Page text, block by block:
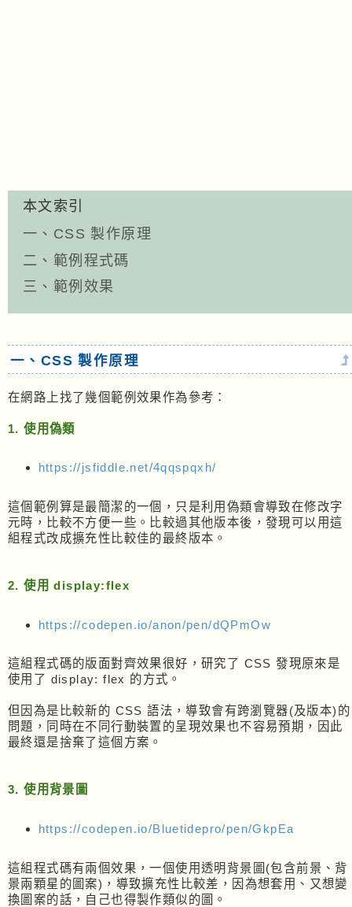
本文索引
一、CSS 製作原理
二、範例程式碼
三、範例效果
一、CSS 製作原理
在網路上找了幾個範例效果作為參考：
1. 使用偽類
https://jsfiddle.net/4qqspqxh/
這個範例算是最簡潔的一個，只是利用偽類會導致在修改字
元時，比較不方便一些。比較過其他版本後，發現可以用這
組程式改成擴充性比較佳的最終版本。
2. 使用 display:flex
https://codepen.io/anon/pen/dQPmOw
這組程式碼的版面對齊效果很好，研究了 CSS 發現原來是
使用了 display: flex 的方式。
但因為是比較新的 CSS 語法，導致會有跨瀏覽器(及版本)的
問題，同時在不同行動裝置的呈現效果也不容易預期，因此
最終還是捨棄了這個方案。
3. 使用背景圖
https://codepen.io/Bluetidepro/pen/GkpEa
這組程式碼有兩個效果，一個使用透明背景圖(包含前景、背
景兩顆星的圖案)，導致擴充性比較差，因為想套用、又想變
換圖案的話，自己也得製作類似的圖。